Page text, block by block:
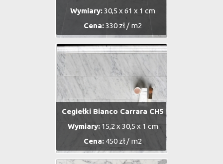
Wymiary:30,5 x 61 x 1 cm
Cena:330 zł / m2
Cegiełki Bianco Carrara CH5
Wymiary:15,2 x 30,5 x 1 cm
Cena: 450 zł / m2